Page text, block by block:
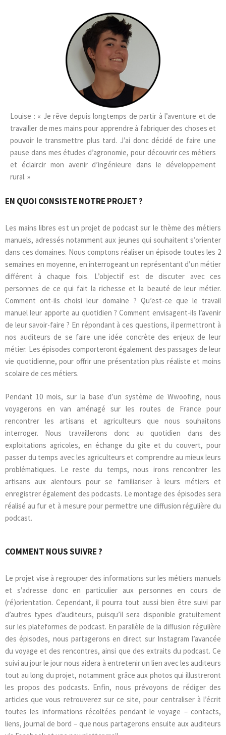
Louise : « Je rêve depuis longtemps de partir à l’aventure et de
travailler de mes mains pour apprendre à fabriquer des choses et
pouvoir le transmettre plus tard. J’ai donc décidé de faire une
pause dans mes études d’agronomie, pour découvrir ces métiers
et éclaircir mon avenir d’ingénieure dans le développement
rural. »
EN QUOI CONSISTE NOTRE PROJET ?
Les mains libres est un projet de podcast sur le thème des métiers
manuels, adressés notamment aux jeunes qui souhaitent s’orienter
dans ces domaines. Nous comptons réaliser un épisode toutes les 2
semaines en moyenne, en interrogeant un représentant d’un métier
différent à chaque fois. L’objectif est de discuter avec ces
personnes de ce qui fait la richesse et la beauté de leur métier.
Comment ont-ils choisi leur domaine ? Qu’est-ce que le travail
manuel leur apporte au quotidien ? Comment envisagent-ils l’avenir
de leur savoir-faire ? En répondant à ces questions, il permettront à
nos auditeurs de se faire une idée concrète des enjeux de leur
métier. Les épisodes comporteront également des passages de leur
vie quotidienne, pour offrir une présentation plus réaliste et moins
scolaire de ces métiers.
Pendant 10 mois, sur la base d’un système de Wwoofing, nous
voyagerons en van aménagé sur les routes de France pour
rencontrer les artisans et agriculteurs que nous souhaitons
interroger. Nous travaillerons donc au quotidien dans des
exploitations agricoles, en échange du gite et du couvert, pour
passer du temps avec les agriculteurs et comprendre au mieux leurs
problématiques. Le reste du temps, nous irons rencontrer les
artisans aux alentours pour se familiariser à leurs métiers et
enregistrer également des podcasts. Le montage des épisodes sera
réalisé au fur et à mesure pour permettre une diffusion régulière du
podcast.
COMMENT NOUS SUIVRE ?
Le projet vise à regrouper des informations sur les métiers manuels
et s’adresse donc en particulier aux personnes en cours de
(ré)orientation. Cependant, il pourra tout aussi bien être suivi par
d’autres types d’auditeurs, puisqu’il sera disponible gratuitement
sur les plateformes de podcast. En parallèle de la diffusion régulière
des épisodes, nous partagerons en direct sur Instagram l’avancée
du voyage et des rencontres, ainsi que des extraits du podcast. Ce
suivi au jour le jour nous aidera à entretenir un lien avec les auditeurs
tout au long du projet, notamment grâce aux photos qui illustreront
les propos des podcasts. Enfin, nous prévoyons de rédiger des
articles que vous retrouverez sur ce site, pour centraliser à l’écrit
toutes les informations récoltées pendant le voyage – contacts,
liens, journal de bord – que nous partagerons ensuite aux auditeurs